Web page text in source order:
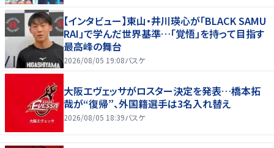
【インタビュー】東山・井川瑛心が「BLACK SAMU
RAI」で学んだ世界基準…「覚悟」を持って目指す
最高峰の舞台
2026/08/05 19:08バスケ
大阪エヴェッサがロスター決定を発表…橋本拓
哉が“復帰”、外国籍選手は3名入れ替え
2026/08/05 18:39バスケ